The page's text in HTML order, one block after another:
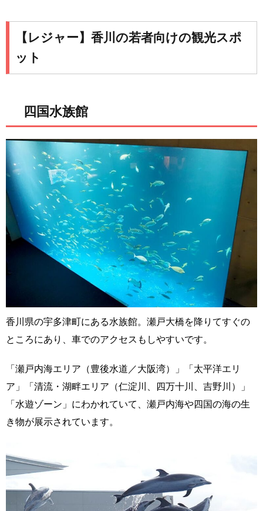
【レジャー】香川の若者向けの観光スポ
ット
四国水族館
香川県の宇多津町にある水族館。瀬戸大橋を降りてすぐの
ところにあり、車でのアクセスもしやすいです。
「瀬戸内海エリア（豊後水道／大阪湾）」「太平洋エリ
ア」「清流・湖畔エリア（仁淀川、四万十川、吉野川）」
「水遊ゾーン」にわかれていて、瀬戸内海や四国の海の生
き物が展示されています。